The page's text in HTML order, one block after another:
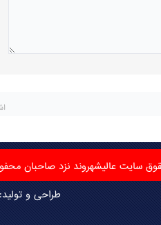
سایت عالیشهروند نزد صاحبان
طراحی و